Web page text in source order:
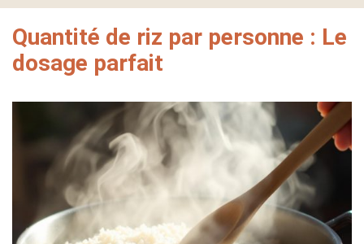
Quantité de riz par personne : Le
dosage parfait